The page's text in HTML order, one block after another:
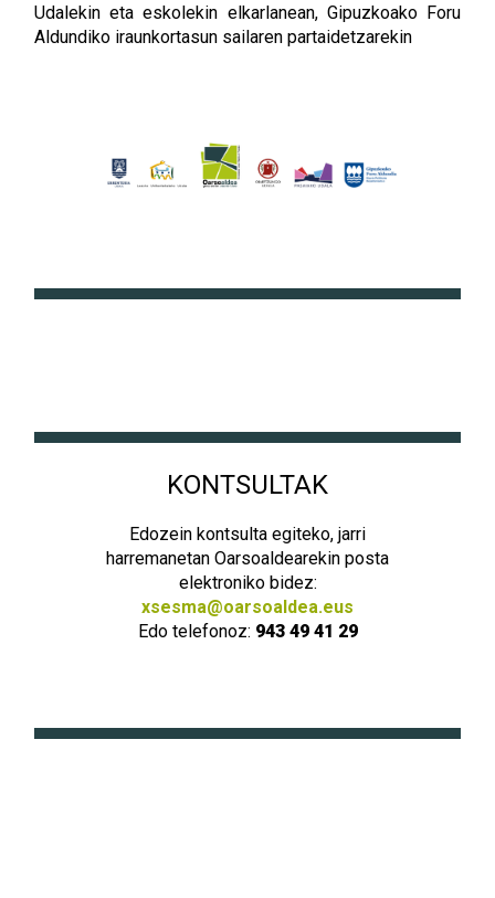
Udalekin eta eskolekin elkarlanean, Gipuzkoako Foru
Aldundiko iraunkortasun sailaren partaidetzarekin
KONTSULTAK
Edozein kontsulta egiteko, jarri
harremanetan Oarsoaldearekin posta
elektroniko bidez:
xsesma@oarsoaldea.eus
Edo telefonoz: 943 49 41 29